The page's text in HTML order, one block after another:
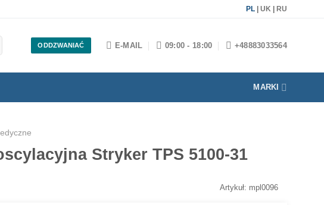
PL | UK | RU
ODDZWANIAĆ E-MAIL 09:00 - 18:00 +48883033564
MARKI
Stryker TPS 5100-31
Artykuł: mpl0096